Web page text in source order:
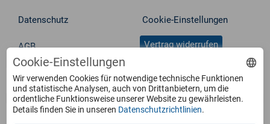
Datenschutz Cookie-Einstellungen
AGB Vertrag widerrufen
Service
Produkte
Cookie-Einstellungen
Wir verwenden Cookies für notwendige technische Funktionen
und statistische Analysen, auch von Drittanbietern, um die
ordentliche Funktionsweise unserer Website zu gewährleisten.
Details finden Sie in unseren Datenschutzrichtlinien.